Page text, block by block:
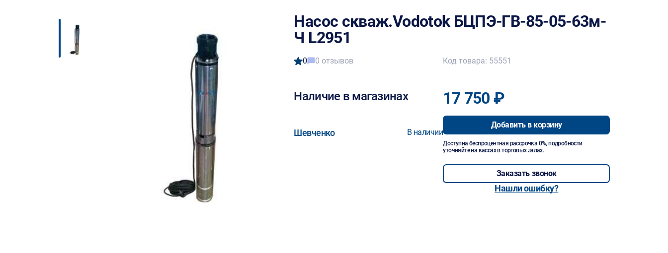
Насос скваж.Vodotok БЦПЭ-ГВ-85-05-63м-
Ч L2951
0 0 отзывов
Наличие в магазинах
Шевченко В наличии
Код товара: 55551
17 750 ₽
Добавить в корзину
Доступна беспроцентная рассрочка 0%, подробности
уточняйте на кассах в торговых залах.
Заказать звонок
Нашли ошибку?